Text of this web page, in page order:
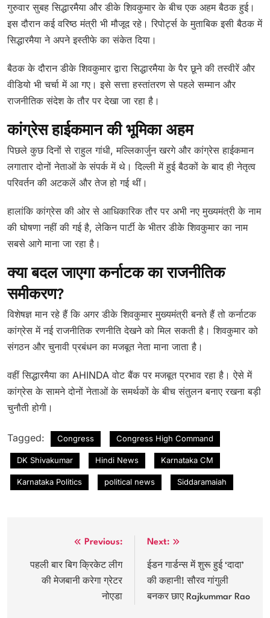
गुरुवार सुबह सिद्धारमैया और डीके शिवकुमार के बीच एक अहम बैठक हुई।
इस दौरान कई वरिष्ठ मंत्री भी मौजूद रहे। रिपोर्ट्स के मुताबिक इसी बैठक में
सिद्धारमैया ने अपने इस्तीफे का संकेत दिया।
बैठक के दौरान डीके शिवकुमार द्वारा सिद्धारमैया के पैर छूने की तस्वीरें और
वीडियो भी चर्चा में आ गए। इसे सत्ता हस्तांतरण से पहले सम्मान और
राजनीतिक संदेश के तौर पर देखा जा रहा है।
कांग्रेस हाईकमान की भूमिका अहम
पिछले कुछ दिनों से राहुल गांधी, मल्लिकार्जुन खरगे और कांग्रेस हाईकमान
लगातार दोनों नेताओं के संपर्क में थे। दिल्ली में हुई बैठकों के बाद ही नेतृत्व
परिवर्तन की अटकलें और तेज हो गई थीं।
हालांकि कांग्रेस की ओर से आधिकारिक तौर पर अभी नए मुख्यमंत्री के नाम
की घोषणा नहीं की गई है, लेकिन पार्टी के भीतर डीके शिवकुमार का नाम
सबसे आगे माना जा रहा है।
क्या बदल जाएगा कर्नाटक का राजनीतिक
समीकरण?
विशेषज्ञ मान रहे हैं कि अगर डीके शिवकुमार मुख्यमंत्री बनते हैं तो कर्नाटक
कांग्रेस में नई राजनीतिक रणनीति देखने को मिल सकती है। शिवकुमार को
संगठन और चुनावी प्रबंधन का मजबूत नेता माना जाता है।
वहीं सिद्धारमैया का AHINDA वोट बैंक पर मजबूत प्रभाव रहा है। ऐसे में
कांग्रेस के सामने दोनों नेताओं के समर्थकों के बीच संतुलन बनाए रखना बड़ी
चुनौती होगी।
Tagged: Congress Congress High Command
DK Shivakumar Hindi News Karnataka CM
Karnataka Politics political news Siddaramaiah
navigation
Previous:
पहली बार बिग क्रिकेट लीग
की मेजबानी करेगा ग्रेटर
नोएडा
Next:
ईडन गार्डन्स में शुरू हुई ‘दादा’
की कहानी! सौरव गांगुली
बनकर छाए Rajkummar Rao